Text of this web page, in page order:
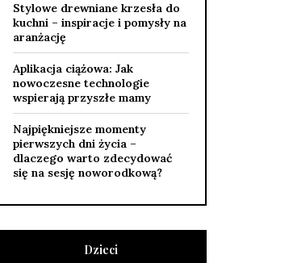
Stylowe drewniane krzesła do
kuchni – inspiracje i pomysły na
aranżację
Aplikacja ciążowa: Jak
nowoczesne technologie
wspierają przyszłe mamy
Najpiękniejsze momenty
pierwszych dni życia –
dlaczego warto zdecydować
się na sesję noworodkową?
Dzieci